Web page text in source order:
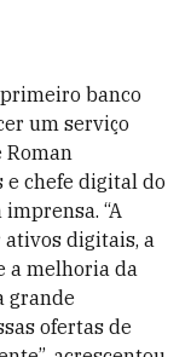
banco
um serviço
Roman
e chefe digital do
“A
ativos digitais, a
a melhoria da
grande
ofertas de